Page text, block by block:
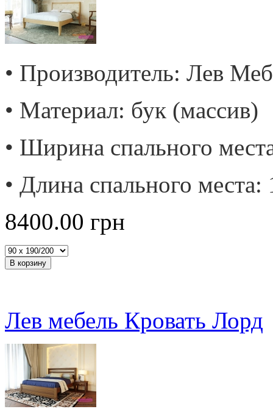
• Производитель: Лев
• Материал: бук (массив)
• Ширина спального
• Длина спального места:
8400.00 грн
Лев мебель Кровать Лорд